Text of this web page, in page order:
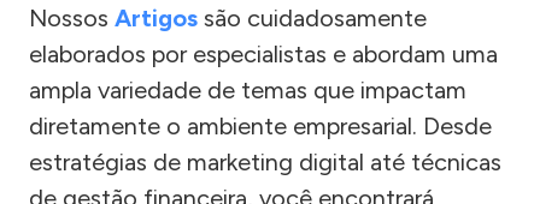
Nossos Artigos são cuidadosamente
elaborados por especialistas e abordam uma
ampla variedade de temas que impactam
diretamente o ambiente empresarial. Desde
estratégias de marketing digital até técnicas